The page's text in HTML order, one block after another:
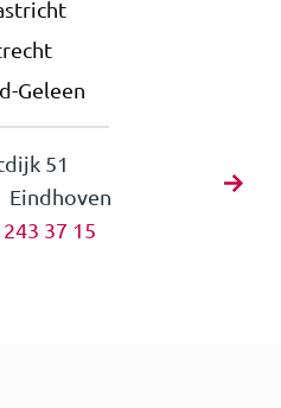
Geleen
51
Eindhoven
37 15